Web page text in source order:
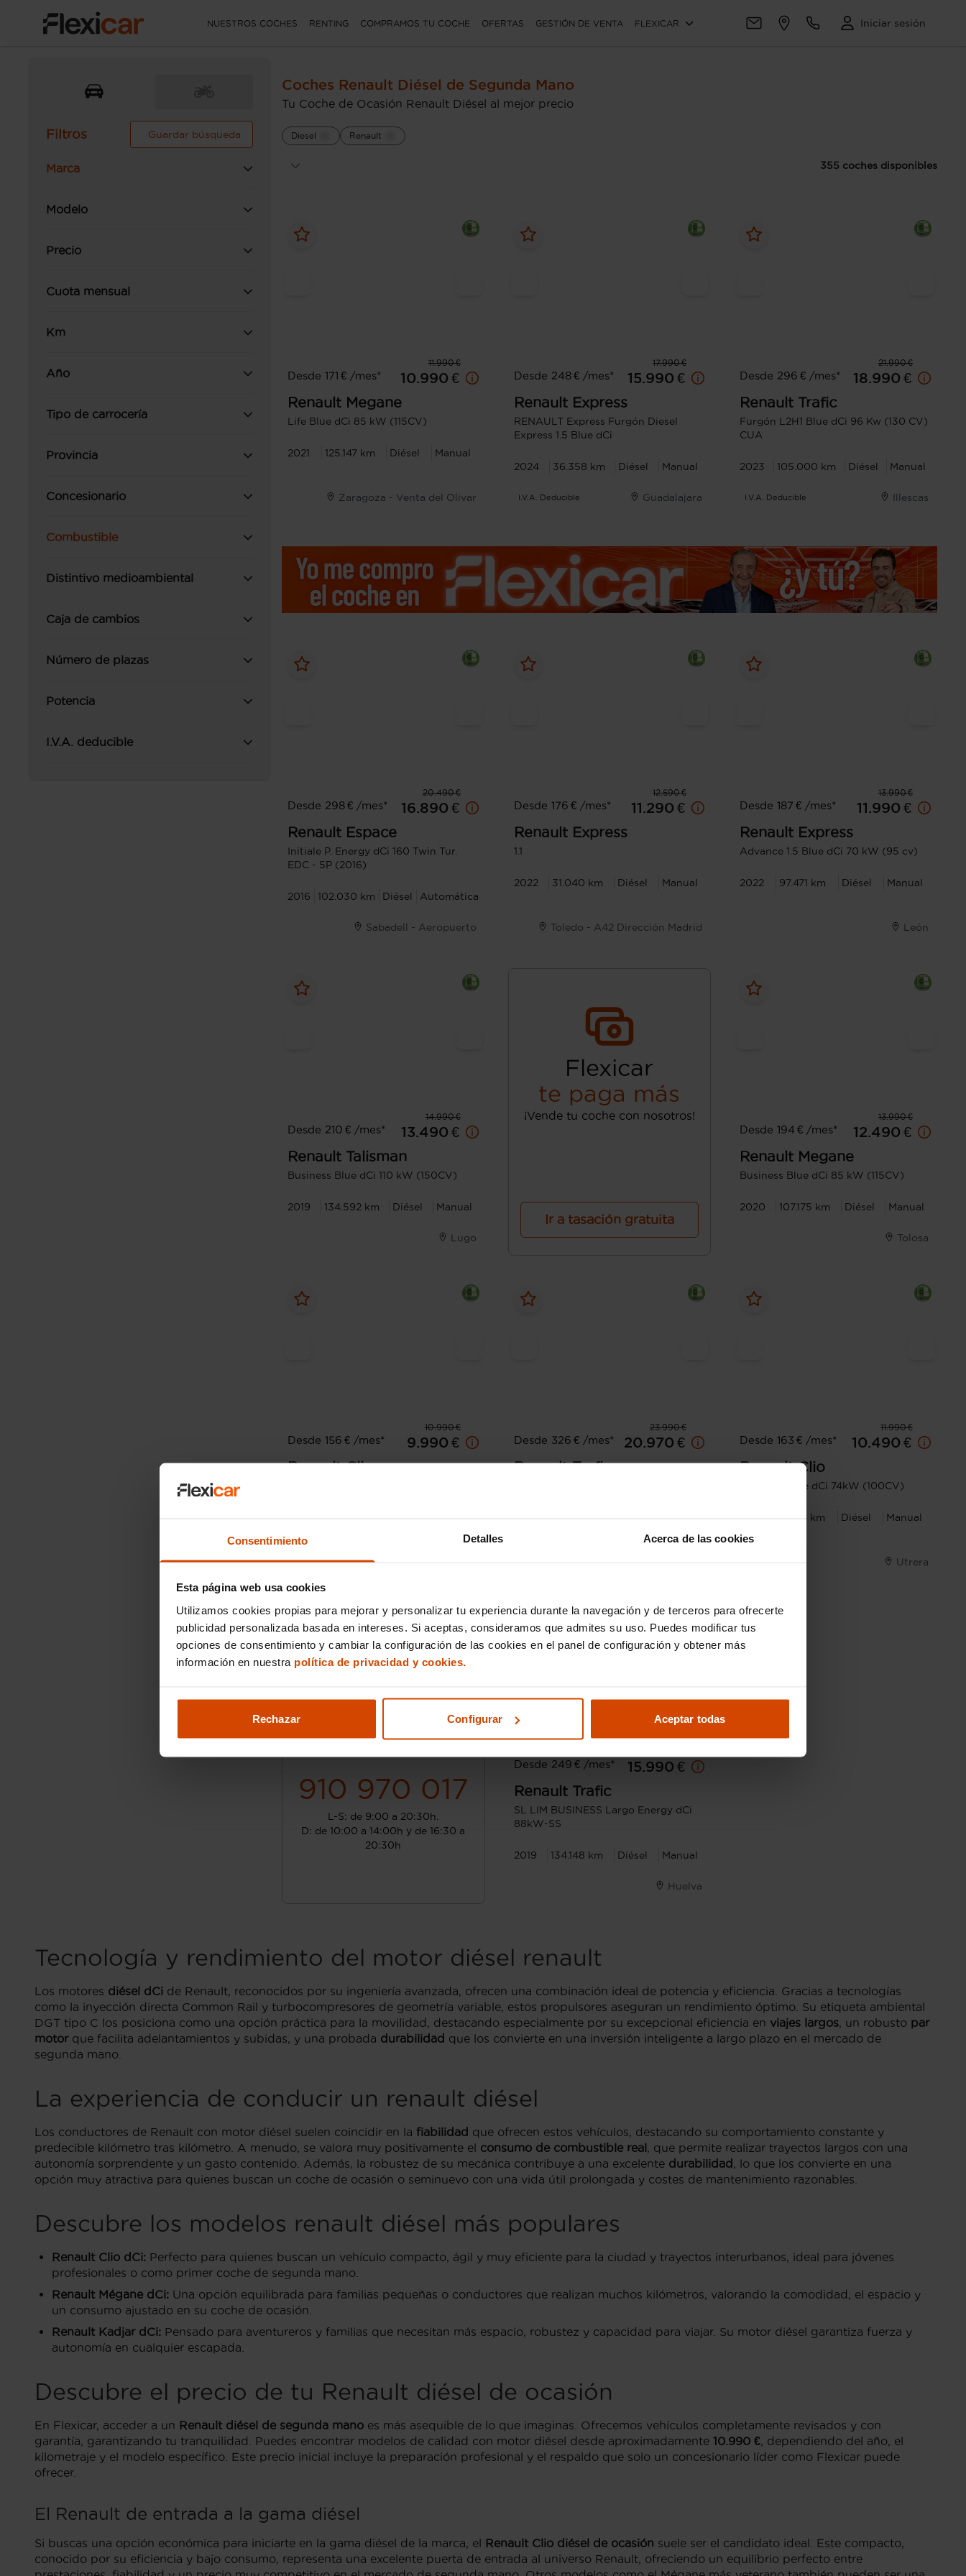
Consentimiento Detalles Acerca de las cookies
Esta página web usa cookies
Utilizamos cookies propias para mejorar y personalizar tu experiencia durante la navegación y de terceros para ofrecerte
publicidad personalizada basada en intereses. Si aceptas, consideramos que admites su uso. Puedes modificar tus
opciones de consentimiento y cambiar la configuración de las cookies en el panel de configuración y obtener más
información en nuestra política de privacidad y cookies.
Rechazar Configurar Aceptar todas
NUESTROS COCHES RENTING COMPRAMOS TU COCHE OFERTAS GESTIÓN DE VENTA FLEXICAR Iniciar sesión
Filtros Guardar búsqueda
Marca
Modelo
Precio
Cuota mensual
Km
Año
Tipo de carrocería
Provincia
Concesionario
Combustible
Distintivo medioambiental
Caja de cambios
Número de plazas
Potencia
I.V.A. deducible
Coches Renault Diésel de Segunda Mano
Tu Coche de Ocasión Renault Diésel al mejor precio
Diesel Renault
355 coches disponibles
11.990 €
Desde 171 € /mes*
10.990 €
Renault Megane
Life Blue dCi 85 kW (115CV)
2021 125.147 km Diésel Manual
Zaragoza - Venta del Olivar
17.990 €
Desde 248 € /mes*
15.990 €
Renault Express
RENAULT Express Furgón Diesel
Express 1.5 Blue dCi
2024 36.358 km Diésel Manual
I.V.A. Deducible Guadalajara
21.990 €
Desde 296 € /mes*
18.990 €
Renault Trafic
Furgón L2H1 Blue dCi 96 Kw (130 CV)
CUA
2023 105.000 km Diésel Manual
I.V.A. Deducible Illescas
20.490 €
Desde 298 € /mes*
16.890 €
Renault Espace
Initiale P. Energy dCi 160 Twin Tur.
EDC - 5P (2016)
2016 102.030 km Diésel Automática
Sabadell - Aeropuerto
12.590 €
Desde 176 € /mes*
11.290 €
Renault Express
1.1
2022 31.040 km Diésel Manual
Toledo - A42 Dirección Madrid
13.990 €
Desde 187 € /mes*
11.990 €
Renault Express
Advance 1.5 Blue dCi 70 kW (95 cv)
2022 97.471 km Diésel Manual
León
14.990 €
Desde 210 € /mes*
13.490 €
Renault Talisman
Business Blue dCi 110 kW (150CV)
2019 134.592 km Diésel Manual
Lugo
Flexicar
te paga más
¡Vende tu coche con nosotros!
Ir a tasación gratuita
13.990 €
Desde 194 € /mes*
12.490 €
Renault Megane
Business Blue dCi 85 kW (115CV)
2020 107.175 km Diésel Manual
Tolosa
10.990 €
Desde 156 € /mes*
9.990 €
Renault Clio
23.990 €
Desde 326 € /mes*
20.970 €
Renault Trafic
11.990 €
Desde 163 € /mes*
10.490 €
Renault Clio
Business Blue dCi 74kW (100CV)
76.129 km Diésel Manual
Utrera
¿Hablamos?
910 970 017
L-S: de 9:00 a 20:30h.
D: de 10:00 a 14:00h y de 16:30 a
20:30h
Desde 249 € /mes*
15.990 €
Renault Trafic
SL LIM BUSINESS Largo Energy dCi
88kW-SS
2019 134.148 km Diésel Manual
Huelva
Tecnología y rendimiento del motor diésel renault
Los motores diésel dCi de Renault, reconocidos por su ingeniería avanzada, ofrecen una combinación ideal de potencia y eficiencia. Gracias a tecnologías
como la inyección directa Common Rail y turbocompresores de geometría variable, estos propulsores aseguran un rendimiento óptimo. Su etiqueta ambiental
DGT tipo C los posiciona como una opción práctica para la movilidad, destacando especialmente por su excepcional eficiencia en viajes largos, un robusto par
motorque facilita adelantamientos y subidas, y una probada durabilidad que los convierte en una inversión inteligente a largo plazo en el mercado de
segunda mano.
La experiencia de conducir un renault diésel
Los conductores de Renault con motor diésel suelen coincidir en la fiabilidad que ofrecen estos vehículos, destacando su comportamiento constante y
predecible kilómetro tras kilómetro. A menudo, se valora muy positivamente el consumo de combustible real, que permite realizar trayectos largos con una
autonomía sorprendente y un gasto contenido. Además, la robustez de su mecánica contribuye a una excelente durabilidad , lo que los convierte en una
opción muy atractiva para quienes buscan un coche de ocasión o seminuevo con una vida útil prolongada y costes de mantenimiento razonables.
Descubre los modelos renault diésel más populares
Renault Clio dCi: Perfecto para quienes buscan un vehículo compacto, ágil y muy eficiente para la ciudad y trayectos interurbanos, ideal para jóvenes
profesionales o como primer coche de segunda mano.
Renault Mégane dCi: Una opción equilibrada para familias pequeñas o conductores que realizan muchos kilómetros, valorando la comodidad, el espacio y
un consumo ajustado en su coche de ocasión.
Renault Kadjar dCi: Pensado para aventureros y familias que necesitan más espacio, robustez y capacidad para viajar. Su motor diésel garantiza fuerza y
autonomía en cualquier escapada.
Descubre el precio de tu Renault diésel de ocasión
En Flexicar, acceder a un Renault diésel de segunda mano es más asequible de lo que imaginas. Ofrecemos vehículos completamente revisados y con
garantía, garantizando tu tranquilidad. Puedes encontrar modelos de calidad con motor diésel desde aproximadamente 10.990 €, dependiendo del año, el
kilometraje y el modelo específico. Este precio inicial incluye la preparación profesional y el respaldo que solo un concesionario líder como Flexicar puede
ofrecer.
El Renault de entrada a la gama diésel
Si buscas una opción económica para iniciarte en la gama diésel de la marca, el Renault Clio diésel de ocasión suele ser el candidato ideal. Este compacto,
conocido por su eficiencia y bajo consumo, representa una excelente puerta de entrada al universo Renault, ofreciendo un equilibrio perfecto entre